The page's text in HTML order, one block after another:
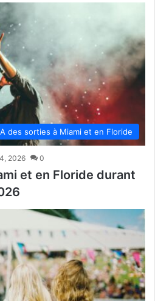
des sorties à Miami et en Floride
2026 0
et en Floride durant